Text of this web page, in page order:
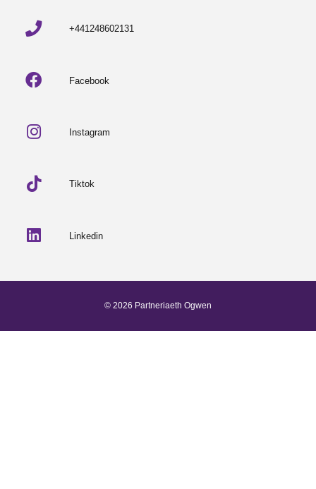
+441248602131
Facebook
Instagram
Tiktok
Linkedin
© 2026 Partneriaeth Ogwen